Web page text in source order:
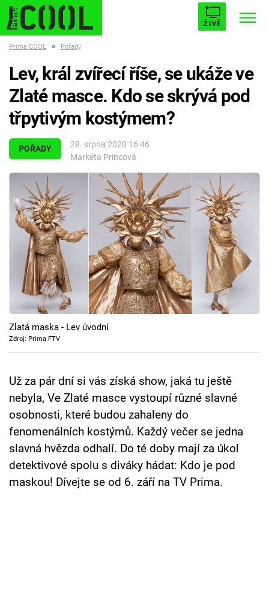
ŽIVĚ
ESCAPE PLNEJ KOTEL AVENGERS 5
Témata
Filmy
Seriály
Hry
Cool Esport
Pořady
TV Program
Přihlášení
Sledujte nás
Prima COOL ■ Pořady
POŘADY
28. srpna 2020 16:46
Markéta Princová
Lev, král zvířecí říše, se ukáže ve
Zlaté masce. Kdo se skrývá pod
třpytivým kostýmem?
Zlatá maska - Lev úvodní
Zdroj: Prima FTV
Už za pár dní si vás získá show, jaká tu ještě
nebyla, Ve Zlaté masce vystoupí různé slavné
osobnosti, které budou zahaleny do
fenomenálních kostýmů. Každý večer se jedna
slavná hvězda odhalí. Do té doby mají za úkol
detektivové spolu s diváky hádat: Kdo je pod
maskou! Dívejte se od 6. září na TV Prima.